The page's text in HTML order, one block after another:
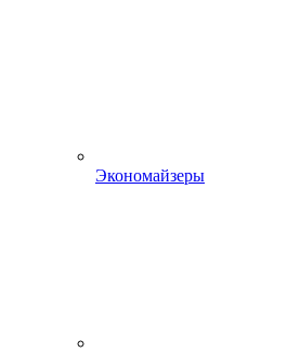
Экономайзеры